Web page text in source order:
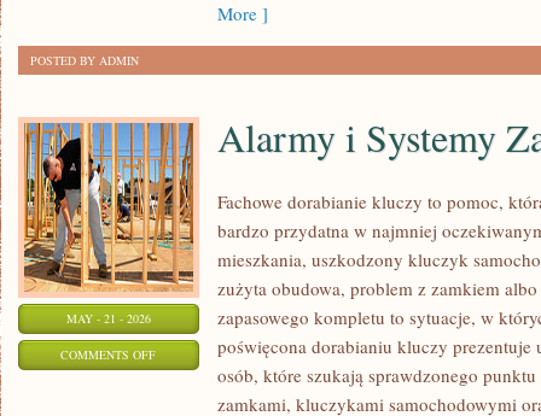
More ]
POSTED BY ADMIN
MAY - 21 - 2026
COMMENTS OFFON
Alarmy i Systemy
Fachowe dorabianie kluczy to pomoc,
bardzo przydatna w najmniej
mieszkania, uszkodzony kluczyk
zużyta obudowa, problem z zamkiem
zapasowego kompletu to sytuacje, w
poświęcona dorabianiu kluczy prezentuje
osób, które szukają sprawdzonego
zamkami, kluczykami samochodowymi